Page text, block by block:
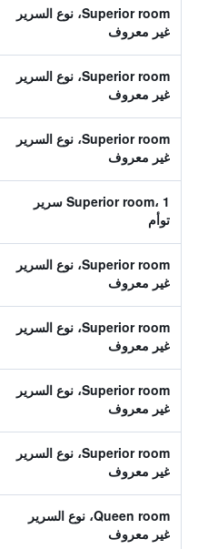
Superior room، نوع السرير
غير معروف
Superior room، نوع السرير
غير معروف
Superior room، نوع السرير
غير معروف
Superior room، 1 سرير
توأم
Superior room، نوع السرير
غير معروف
Superior room، نوع السرير
غير معروف
Superior room، نوع السرير
غير معروف
Superior room، نوع السرير
غير معروف
Queen room، نوع السرير
غير معروف